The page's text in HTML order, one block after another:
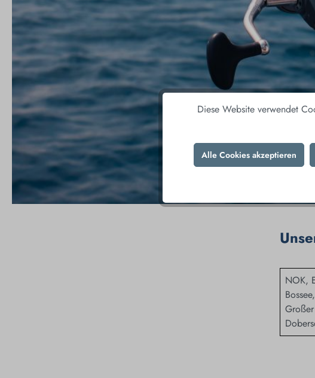
NOK,
Diese Website verwendet
Alle Cookies akzeptieren